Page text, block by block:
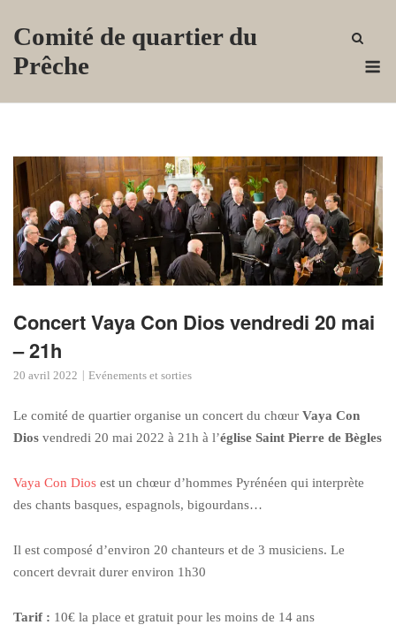
Comité de quartier du
Prêche
Concert Vaya Con Dios vendredi 20 mai
– 21h
20 avril 2022 Evénements et sorties
Le comité de quartier organise un concert du chœur Vaya Con
Dios vendredi 20 mai 2022 à 21h à l’église Saint Pierre de Bègles
Vaya Con Dios est un chœur d’hommes Pyrénéen qui interprète
des chants basques, espagnols, bigourdans…
Il est composé d’environ 20 chanteurs et de 3 musiciens. Le
concert devrait durer environ 1h30
Tarif : 10€ la place et gratuit pour les moins de 14 ans